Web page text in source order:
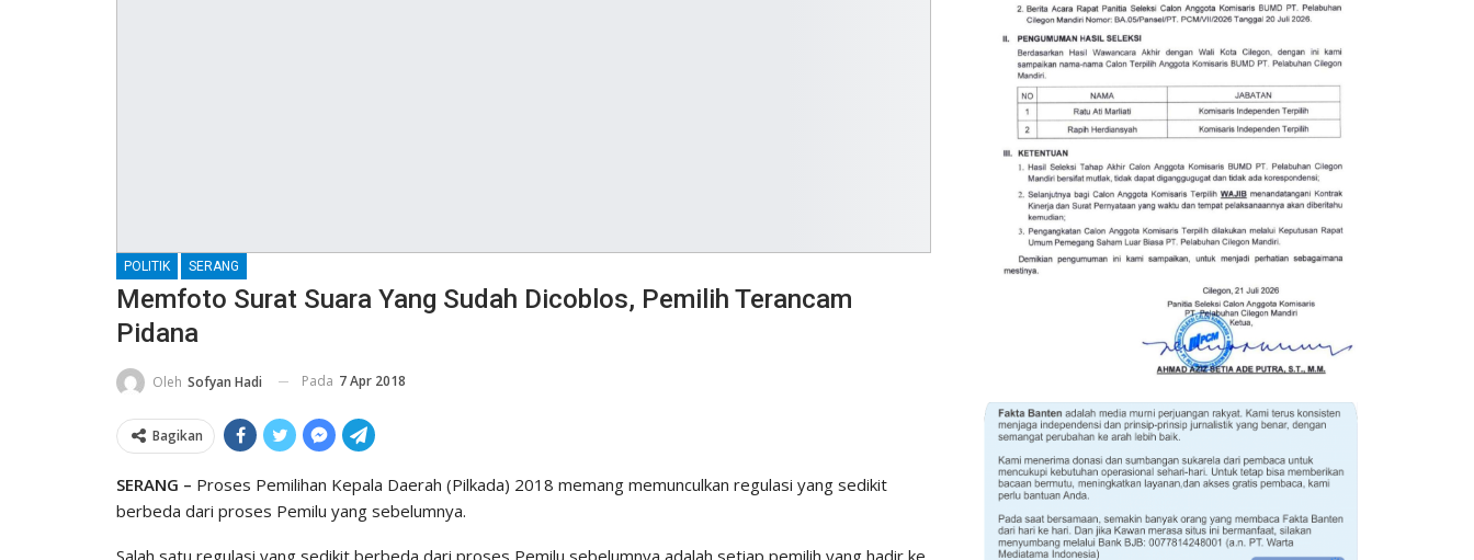
POLITIK SERANG
Memfoto Surat Suara Yang Sudah Dicoblos, Pemilih Terancam
Pidana
Oleh Sofyan Hadi Pada 7 Apr 2018
Bagikan
SERANG – Proses Pemilihan Kepala Daerah (Pilkada) 2018 memang memunculkan regulasi yang sedikit
berbeda dari proses Pemilu yang sebelumnya.
Salah satu regulasi yang sedikit berbeda dari proses Pemilu sebelumnya adalah setiap pemilih yang hadir ke